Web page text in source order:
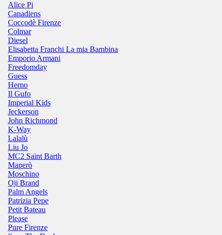
Alice Pi
Canadiens
Coccodè Firenze
Colmar
Diesel
Elisabetta Franchi La mia Bambina
Emporio Armani
Freedomday
Guess
Herno
Il Gufo
Imperial Kids
Jeckerson
John Richmond
K-Way
Lalalù
Liu Jo
MC2 Saint Barth
Maperò
Moschino
Oji Brand
Palm Angels
Patrizia Pepe
Petit Bateau
Please
Pure Firenze